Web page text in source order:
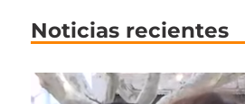
Noticias recientes